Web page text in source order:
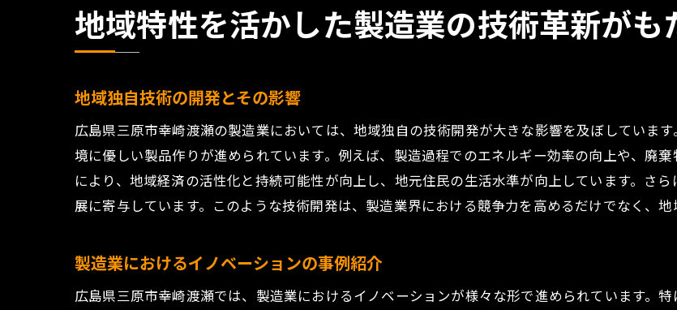
製造業で得られるスキルと経験
新たな産業創出と地域の未来
地域社会と製造業の持続的な関係
製造業による地域ブランドの強化
地域特性を活かした製造業の技術革新がも
地域独自技術の開発とその影響
広島県三原市幸崎渡瀬の製造業においては、地域独自の技術開発が大きな影響を及ぼしていま
境に優しい製品作りが進められています。例えば、製造過程でのエネルギー効率の向上や、廃
により、地域経済の活性化と持続可能性が向上し、地元住民の生活水準が向上しています。さ
展に寄与しています。このような技術開発は、製造業界における競争力を高めるだけでなく、地
製造業におけるイノベーションの事例紹介
広島県三原市幸崎渡瀬では、製造業におけるイノベーションが様々な形で進められています。